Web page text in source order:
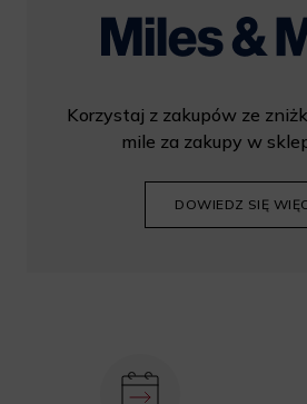
Korzystaj z zakupów ze
mile za zakupy w
DOWIEDZ SIĘ